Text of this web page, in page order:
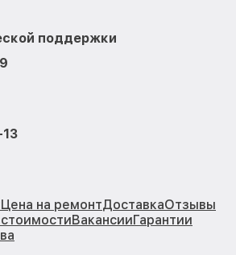
поддержки
Цена на ремонтДоставкаОтзывы
стоимостиВакансииГарантии